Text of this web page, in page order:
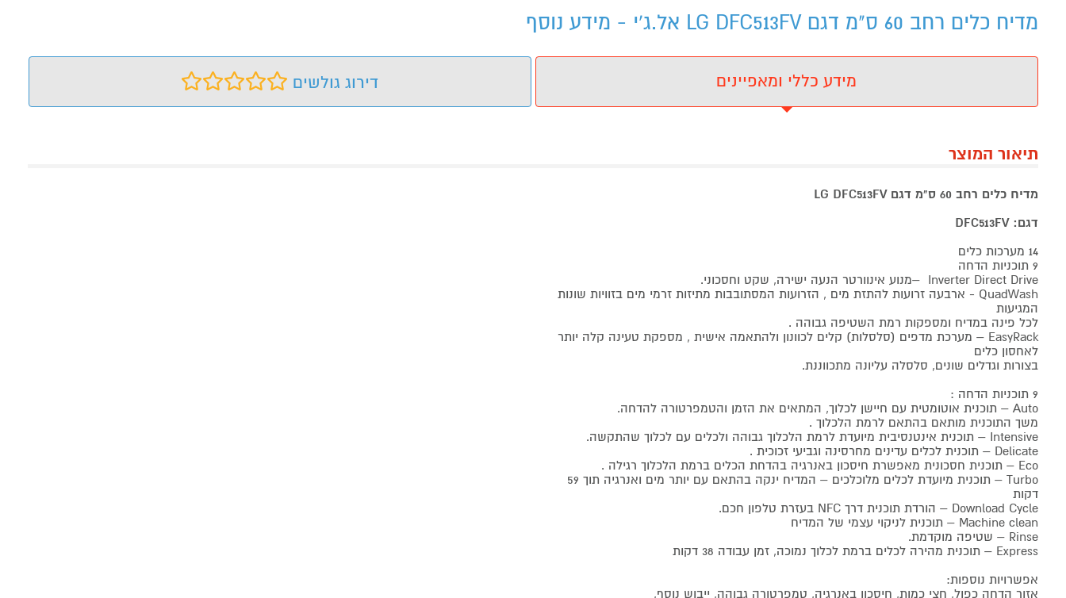
מדיח כלים רחב 60 ס"מ דגם LG DFC513FV אל.ג'י - מידע נוסף
מידע כללי ומאפיינים דירוג גולשים
תיאור המוצר
מדיח כלים רחב 60 ס"מ דגם LG DFC513FV
דגם: DFC513FV
14 מערכות כלים
9 תוכניות הדחה
Inverter Direct Drive –מנוע אינוורטר הנעה ישירה, שקט וחסכוני.
QuadWash - ארבעה זרועות להתזת מים , הזרועות המסתובבות מתיזות זרמי מים בזוויות שונות
המגיעות
לכל פינה במדיח ומספקות רמת השטיפה גבוהה .
EasyRack – מערכת מדפים (סלסלות) קלים לכוונון ולהתאמה אישית , מספקת טעינה קלה יותר
לאחסון כלים
בצורות וגדלים שונים, סלסלה עליונה מתכווננת.
9 תוכניות הדחה :
Auto – תוכנית אוטומטית עם חיישן לכלוך, המתאים את הזמן והטמפרטורה להדחה.
משך התוכנית מותאם בהתאם לרמת הלכלוך .
Intensive – תוכנית אינטנסיבית מיועדת לרמת הלכלוך גבוהה ולכלים עם לכלוך שהתקשה.
Delicate – תוכנית לכלים עדינים מחרסינה וגביעי זכוכית .
Eco – תוכנית חסכונית מאפשרת חיסכון באנרגיה בהדחת הכלים ברמת הלכלוך רגילה .
Turbo – תוכנית מיועדת לכלים מלוכלכים – המדיח ינקה בהתאם עם יותר מים ואנרגיה תוך 59
דקות
Download Cycle – הורדת תוכנית דרך NFC בעזרת טלפון חכם.
Machine clean – תוכנית לניקוי עצמי של המדיח
Rinse – שטיפה מוקדמת.
Express – תוכנית מהירה לכלים ברמת לכלוך נמוכה, זמן עבודה 38 דקות
אפשרויות נוספות:
אזור הדחה כפול, חצי כמות, חיסכון באנרגיה, טמפרטורה גבוהה, ייבוש נוסף,